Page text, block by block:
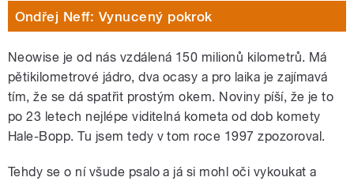
Ondřej Neff: Vynucený pokrok
Neowise je od nás vzdálená 150 milionů kilometrů. Má
pětikilometrové jádro, dva ocasy a pro laika je zajímavá
tím, že se dá spatřit prostým okem. Noviny píší, že je to
po 23 letech nejlépe viditelná kometa od dob komety
Hale-Bopp. Tu jsem tedy v tom roce 1997 zpozoroval.
Tehdy se o ní všude psalo a já si mohl oči vykoukat a